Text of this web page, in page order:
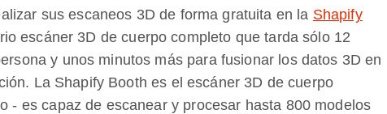
sus escaneos 3D de forma gratuita en la Shapify
escáner 3D de cuerpo completo que tarda sólo 12
y unos minutos más para fusionar los datos 3D en
La Shapify Booth es el escáner 3D de cuerpo
- es capaz de escanear y procesar hasta 800 modelos